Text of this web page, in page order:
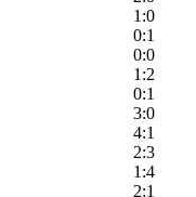
1:0
0:1
0:0
1:2
0:1
3:0
4:1
2:3
1:4
2:1